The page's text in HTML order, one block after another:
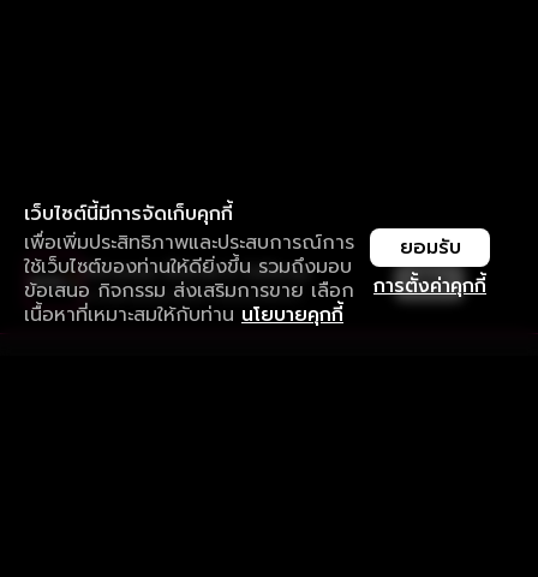
เว็บไซต์นี้มีการจัดเก็บคุกกี้
เพื่อเพิ่มประสิทธิภาพและประสบการณ์การ
ใช้เว็บไซต์ของท่านให้ดียิ่งขึ้น รวมถึงมอบ
ข้อเสนอ กิจกรรม ส่งเสริมการขาย เลือก
เนื้อหาที่เหมาะสมให้กับท่าน นโยบายคุกกี้
การตั้งค่าคุกกี้
ยอมรับ
ใช้งานแอป ลื่นไหลกว่า ไม่มีสะดุด
ดาวน์โหลดแอปเพื่อการรับชมที่ดีกว่า เปิด